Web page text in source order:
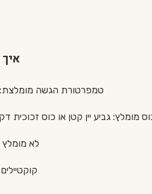
טמפרטורת הגשה מומלצת: 8-12 מעלות צלזיוס (Hiya)
מומלץ: גביע יין קטן או כוס
לא